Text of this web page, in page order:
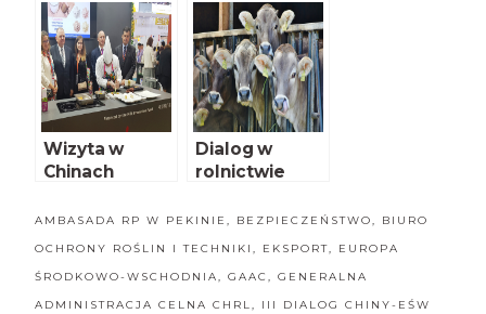
Jurgielem cz.
II
drób do Chin
Wizyta w
Chinach
Dialog w
rolnictwie
AMBASADA RP W PEKINIE, BEZPIECZEŃSTWO, BIURO
OCHRONY ROŚLIN I TECHNIKI, EKSPORT, EUROPA
ŚRODKOWO-WSCHODNIA,GAAC,GENERALNA
ADMINISTRACJA CELNA CHRL, III DIALOG CHINY-EŚW